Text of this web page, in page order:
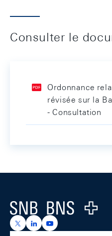
Consulter le
Ordonnance
révisée sur la
- Consultation
Logo
https://x.com/snb_bns
https://https://